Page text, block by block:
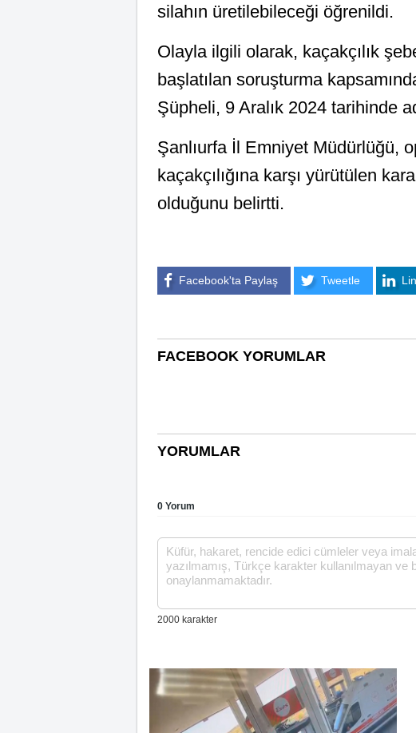
silahın üretilebileceği öğrenildi.
Olayla ilgili olarak, kaçakçılık
başlatılan soruşturma
Şüpheli, 9 Aralık 2024 tarihinde
Şanlıurfa İl Emniyet Müdürlüğü,
kaçakçılığına karşı yürütülen
olduğunu belirtti.
Facebook'ta Paylaş Tweetle
FACEBOOK YORUMLAR
YORUMLAR
0 Yorum